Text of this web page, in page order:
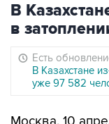
В
в
Есть
В Казахстане
уже 97 582